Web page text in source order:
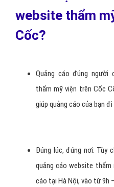
Vì sao bạn nên
website thẩm
Quảng cáo đúng người
thẩm mỹ viện trên Cốc
Đúng lúc, đúng nơi: Tùy
quảng cáo website thẩm